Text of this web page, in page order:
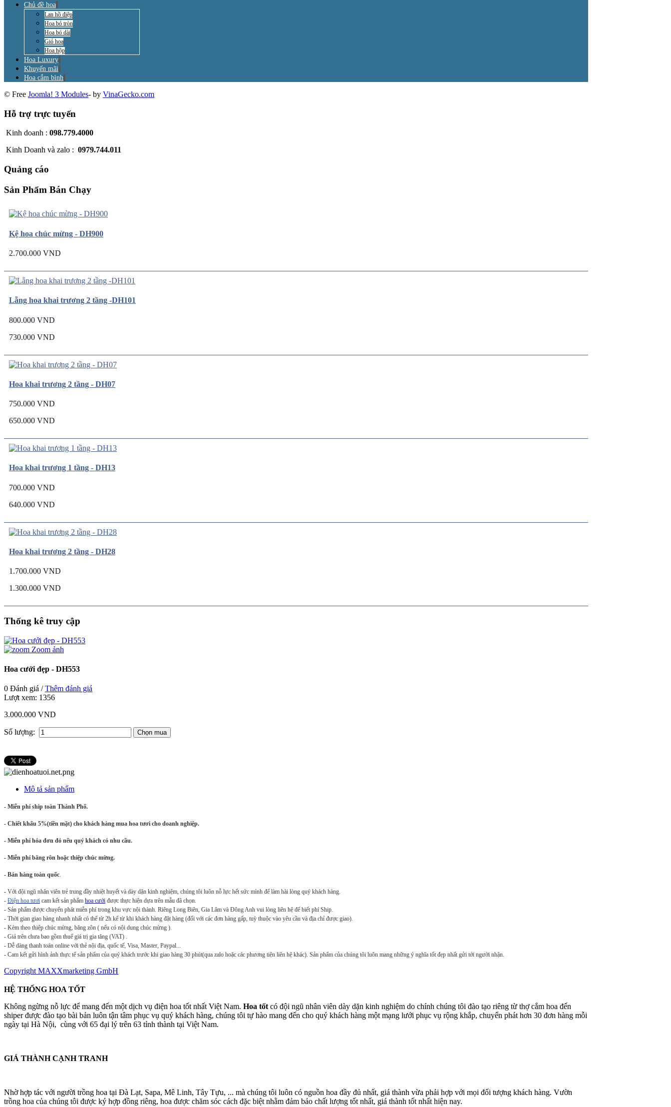
Chủ đề hoa
Lan hồ điệp
Hoa bó tròn
Hoa bó dài
Giỏ hoa
Hoa hộp
Hoa Luxury
Khuyến mãi
Hoa cắm bình
© Free Joomla! 3 Modules- by VinaGecko.com
Hỗ trợ trực tuyến
Kinh doanh : 098.779.4000
Kinh Doanh và zalo : 0979.744.011
Quảng cáo
Sản Phẩm Bán Chạy
Kệ hoa chúc mừng - DH900
2.700.000 VND
Lẵng hoa khai trương 2 tầng -DH101
800.000 VND
730.000 VND
Hoa khai trương 2 tầng - DH07
750.000 VND
650.000 VND
Hoa khai trương 1 tầng - DH13
700.000 VND
640.000 VND
Hoa khai trương 2 tầng - DH28
1.700.000 VND
1.300.000 VND
Thống kê truy cập
Zoom ảnh
Hoa cưới đẹp - DH553
0 Đánh giá /Thêm đánh giá
Lượt xem: 1356
3.000.000 VND
Số lượng:
Mô tả sản phẩm
- Miễn phí ship toàn Thành Phố.
- Chiết khấu 5%(tiền mặt) cho khách hàng mua hoa tươi cho doanh nghiệp.
- Miễn phí hóa đơn đỏ nếu quý khách có nhu cầu.
- Miễn phí băng rôn hoặc thiệp chúc mừng.
- Bán hàng toàn quốc.
- Với đội ngũ nhân viên trẻ trung đầy nhiệt huyết và dày dặn kinh nghiệm, chúng tôi luôn nỗ lực hết sức mình để làm hài lòng quý khách hàng.
- Điện hoa tươi cam kết sản phẩm hoa cưới được thực hiện dựa trên mẫu đã chọn.
- Sản phẩm được chuyển phát miễn phí trong khu vực nội thành. Riêng Long Biên, Gia Lâm và Đông Anh vui lòng liên hệ để biết phí Ship.
- Thời gian giao hàng nhanh nhất có thể từ 2h kể từ khi khách hàng đặt hàng (đối với các đơn hàng gấp, tuỳ thuộc vào yêu cầu và địa chỉ được giao).
- Kèm theo thiệp chúc mừng, băng zôn ( nếu có nội dung chúc mừng ).
- Giá trên chưa bao gồm thuế giá trị gia tăng (VAT) .
- Dễ dàng thanh toán online với thẻ nội địa, quốc tế, Visa, Master, Paypal...
- Cam kết gửi hình ảnh thực tế sản phẩm của quý khách trước khi giao hàng 30 phút(qua zalo hoặc các phương tiện liên hệ khác). Sản phẩm của chúng tôi luôn mang những ý nghĩa tốt đẹp nhất gửi tới người nhận.
Copyright MAXXmarketing GmbH
HỆ THỐNG HOA TỐT
Không ngừng nỗ lực để mang đến một dịch vụ điện hoa tốt nhất Việt Nam. Hoa tốt có đội ngũ nhân viên dày dặn kinh nghiệm do chính chúng tôi đào tạo riêng từ thợ cắm hoa đến
shiper được đào tạo bài bản luôn tận tâm phục vụ quý khách hàng, chúng tôi tự hào mang đến cho quý khách hàng một mạng lưới phục vụ rộng khắp, chuyển phát hơn 30 đơn hàng mỗi
ngày tại Hà Nội, cùng với 65 đại lý trên 63 tỉnh thành tại Việt Nam.
GIÁ THÀNH CẠNH TRANH
Nhờ hợp tác với người trồng hoa tại Đà Lạt, Sapa, Mê Linh, Tây Tựu, ... mà chúng tôi luôn có nguồn hoa đầy đủ nhất, giá thành vừa phải hợp với mọi đối tượng khách hàng. Vườn
trồng hoa của chúng tôi được ký hợp đồng riêng, hoa được chăm sóc cách đặc biệt nhằm đảm bảo chất lượng tốt nhất, giá thành tốt nhất hiện nay.